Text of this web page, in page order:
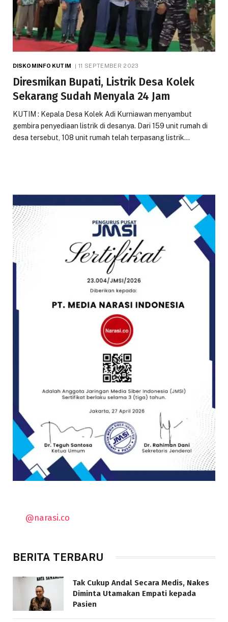
DISKOMINFO KUTIM 11 SEPTEMBER 2023
Diresmikan Bupati, Listrik Desa Kolek
Sekarang Sudah Menyala 24 Jam
KUTIM : Kepala Desa Kolek Adi Kurniawan menyambut
gembira penyediaan listrik di desanya. Dari 159 unit rumah di
desa tersebut, 108 unit rumah telah terpasang listrik…
@narasi.co
BERITA TERBARU
Tak Cukup Andal Secara Medis, Nakes
Diminta Utamakan Empati kepada
Pasien